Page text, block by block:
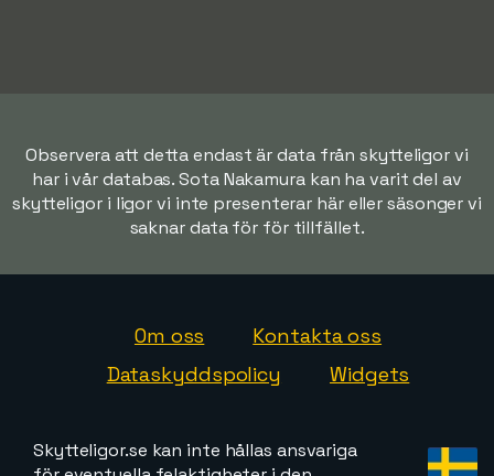
Observera att detta endast är data från skytteligor vi
har i vår databas. Sota Nakamura kan ha varit del av
skytteligor i ligor vi inte presenterar här eller säsonger vi
saknar data för för tillfället.
Om oss
Kontakta oss
Dataskyddspolicy
Widgets
Skytteligor.se kan inte hållas ansvariga